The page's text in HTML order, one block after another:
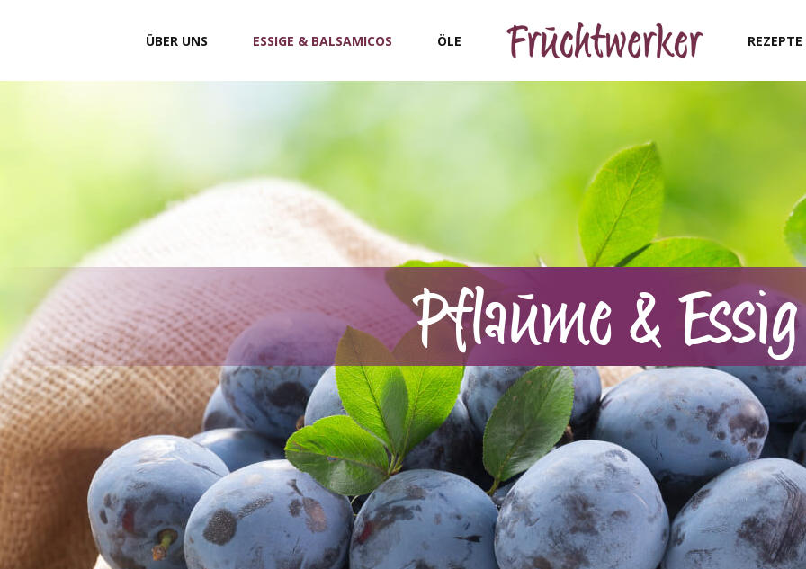
ÜBER UNS ESSIGE & BALSAMICOS ÖLE REZEPTE
Pflaume & Essig